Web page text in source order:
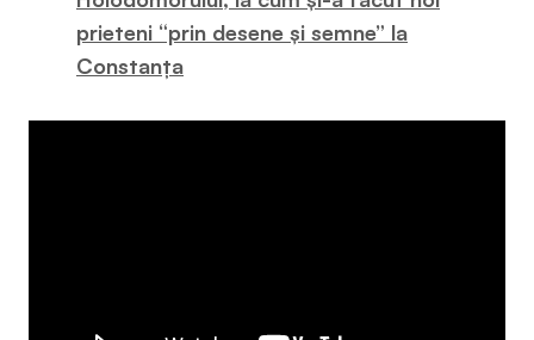
prieteni “prin desene și semne” la
Constanța